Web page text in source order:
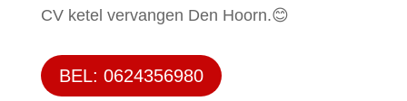
CV ketel vervangen Den Hoorn.😊
BEL: 0624356980